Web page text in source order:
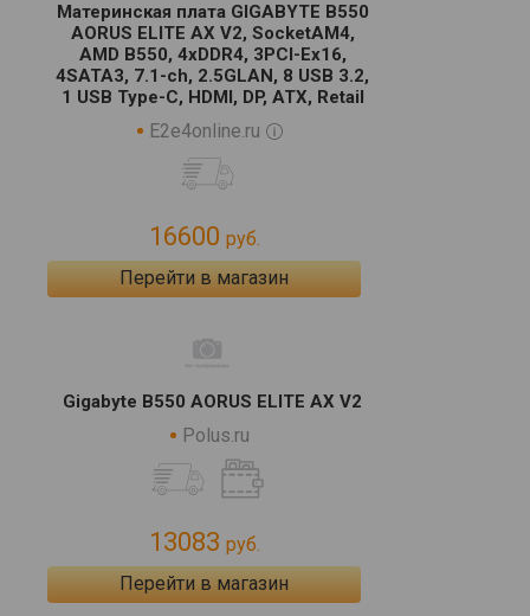
Материнская плата GIGABYTE B550
AORUS ELITE AX V2, SocketAM4,
AMD B550, 4xDDR4, 3PCI-Ex16,
4SATA3, 7.1-ch, 2.5GLAN, 8 USB 3.2,
1 USB Type-C, HDMI, DP, ATX, Retail
E2e4online.ru
16600 руб.
Перейти в магазин
Gigabyte B550 AORUS ELITE AX V2
Polus.ru
13083 руб.
Перейти в магазин